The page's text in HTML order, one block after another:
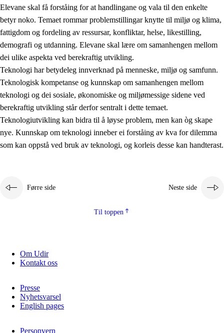
2.2 Kompetanse i faga
2.3 Grunnleggjande ferdigheiter
2.4 Å lære å lære
Tverrfaglege tema
2.5 Tverrfaglege tema
2.5.1 Folkehelse og livsmeistring
2.5.2 Demokrati og medborgarskap
2.5.3 Berekraftig utvikling
Elevane skal få forståing for at handlingane og vala til den enkelte
betyr noko. Temaet rommar problemstillingar knytte til miljø og klima,
fattigdom og fordeling av ressursar, konfliktar, helse, likestilling,
demografi og utdanning. Elevane skal lære om samanhengen mellom
dei ulike aspekta ved berekraftig utvikling.
Teknologi har betydeleg innverknad på menneske, miljø og samfunn.
Teknologisk kompetanse og kunnskap om samanhengen mellom
teknologi og dei sosiale, økonomiske og miljømessige sidene ved
berekraftig utvikling står derfor sentralt i dette temaet.
Teknologiutvikling kan bidra til å løyse problem, men kan òg skape
nye. Kunnskap om teknologi inneber ei forståing av kva for dilemma
som kan oppstå ved bruk av teknologi, og korleis desse kan handterast.
Førre side Neste side
Til toppen
Om Udir
Kontakt oss
Presse
Nyhetsvarsel
English pages
Personvern